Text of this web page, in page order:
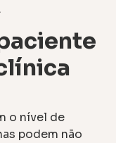
o nível de
podem não